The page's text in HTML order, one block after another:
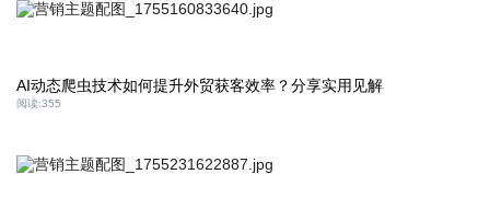
AI动态爬虫技术如何提升外贸获客效率？分享实用见解
阅读:355